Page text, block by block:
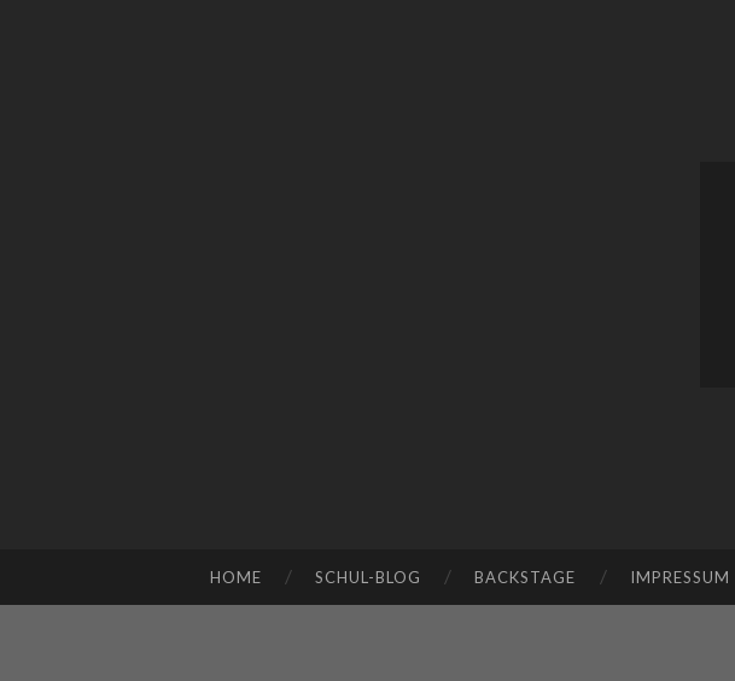
HOME SCHUL-BLOG BACKSTAGE IMPRESSUM